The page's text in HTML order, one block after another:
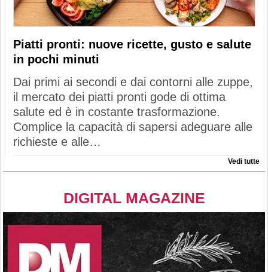
Piatti pronti: nuove ricette, gusto e salute
in pochi minuti
Dai primi ai secondi e dai contorni alle zuppe,
il mercato dei piatti pronti gode di ottima
salute ed è in costante trasformazione.
Complice la capacità di sapersi adeguare alle
richieste e alle…
Vedi tutte
DIGITAL MAGAZINE